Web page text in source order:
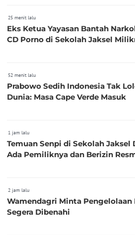
25 menit lalu
Eks Ketua Yayasan Bantah
CD Porno di Sekolah Jaksel
52 menit lalu
Prabowo Sedih Indonesia Tak
Dunia: Masa Cape Verde Masuk
1 jam lalu
Temuan Senpi di Sekolah Jaksel
Ada Pemiliknya dan Berizin
2 jam lalu
Wamendagri Minta Pengelolaan
Segera Dibenahi